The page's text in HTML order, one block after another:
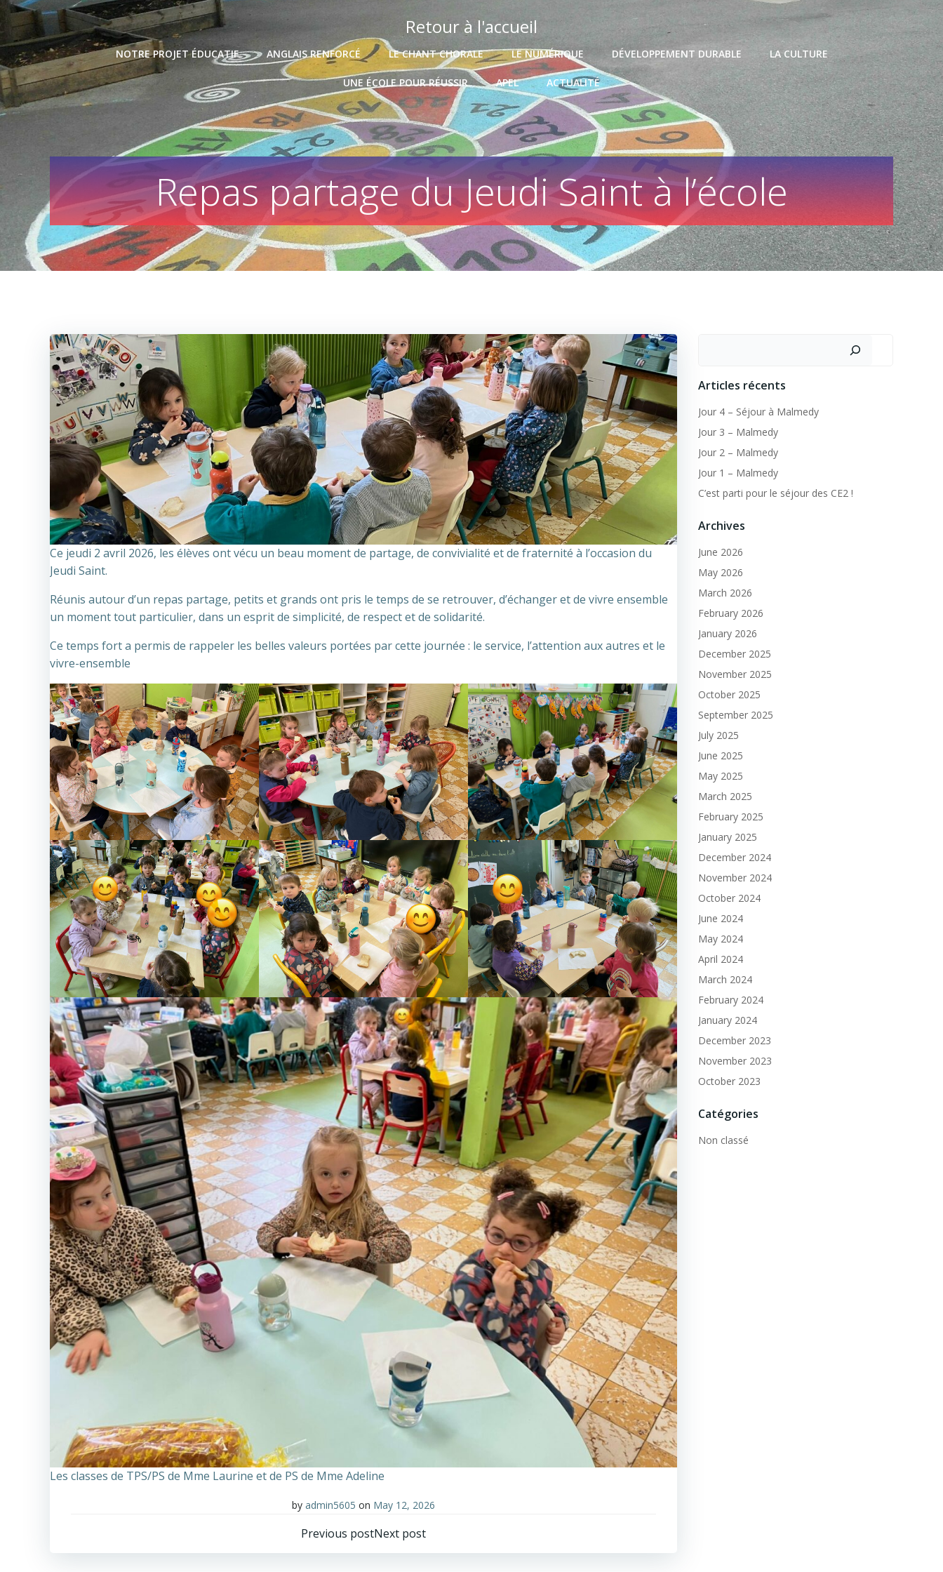
Skip
to
content
Retour à l'accueil
NOTRE PROJET ÉDUCATIF ANGLAIS RENFORCÉ LE CHANT CHORALE LE NUMÉRIQUE DÉVELOPPEMENT DURABLE LA CULTURE
UNE ÉCOLE POUR RÉUSSIR APEL ACTUALITÉ
Repas partage du Jeudi Saint à l’école
Ce jeudi 2 avril 2026, les élèves ont vécu un beau moment de partage, de convivialité et de fraternité à l’occasion du
Jeudi Saint.
Réunis autour d’un repas partage, petits et grands ont pris le temps de se retrouver, d’échanger et de vivre ensemble
un moment tout particulier, dans un esprit de simplicité, de respect et de solidarité.
Ce temps fort a permis de rappeler les belles valeurs portées par cette journée : le service, l’attention aux autres et le
vivre-ensemble
Les classes de TPS/PS de Mme Laurine et de PS de Mme Adeline
by admin5605 on May 12, 2026
Post
Previous postPost
Next post
Articles récents
Jour 4 – Séjour à Malmedy
Jour 3 – Malmedy
Jour 2 – Malmedy
Jour 1 – Malmedy
C’est parti pour le séjour des CE2 !
Archives
June 2026
May 2026
March 2026
February 2026
January 2026
December 2025
November 2025
October 2025
September 2025
July 2025
June 2025
May 2025
March 2025
February 2025
January 2025
December 2024
November 2024
October 2024
June 2024
May 2024
April 2024
March 2024
February 2024
January 2024
December 2023
November 2023
October 2023
Catégories
Non classé